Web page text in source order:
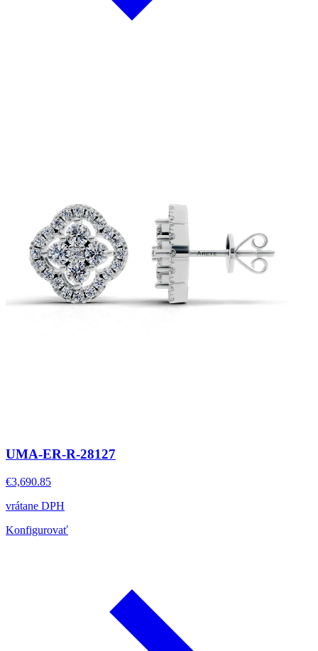
UMA-ER-R-28127
€3,690.85
vrátane DPH
Konfigurovať